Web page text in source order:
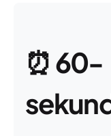
⏰60-